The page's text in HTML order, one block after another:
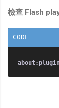
檢查 Flash